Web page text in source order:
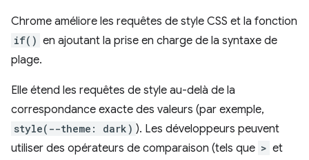
Chrome améliore les requêtes de style CSS et la fonction
if() en ajoutant la prise en charge de la syntaxe de
plage.
Elle étend les requêtes de style au-delà de la
correspondance exacte des valeurs (par exemple,
style(--theme: dark) ). Les développeurs peuvent
utiliser des opérateurs de comparaison (tels que > et